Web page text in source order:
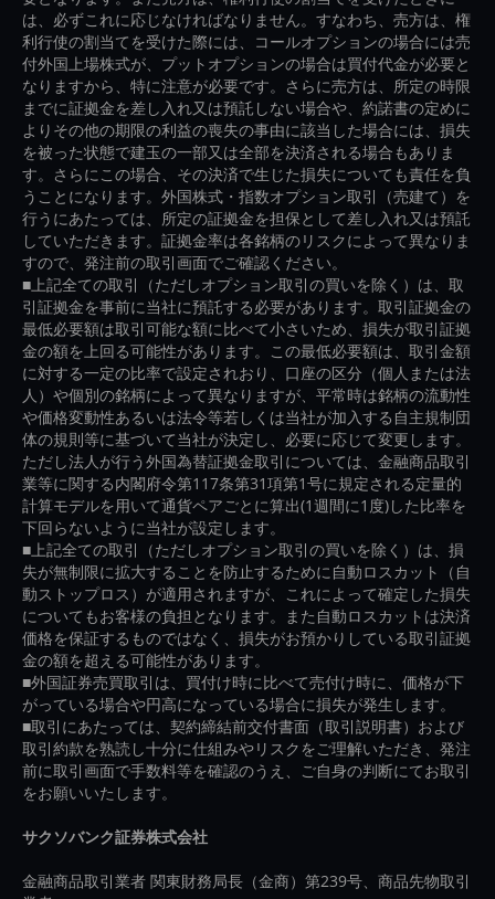
は、必ずこれに応じなければなりません。すなわち、売方は、権
利行使の割当てを受けた際には、コールオプションの場合には売
付外国上場株式が、プットオプションの場合は買付代金が必要と
なりますから、特に注意が必要です。さらに売方は、所定の時限
までに証拠金を差し入れ又は預託しない場合や、約諾書の定めに
よりその他の期限の利益の喪失の事由に該当した場合には、損失
を被った状態で建玉の一部又は全部を決済される場合もありま
す。さらにこの場合、その決済で生じた損失についても責任を負
うことになります。外国株式・指数オプション取引（売建て）を
行うにあたっては、所定の証拠金を担保として差し入れ又は預託
していただきます。証拠金率は各銘柄のリスクによって異なりま
すので、発注前の取引画面でご確認ください。
■上記全ての取引（ただしオプション取引の買いを除く）は、取
引証拠金を事前に当社に預託する必要があります。取引証拠金の
最低必要額は取引可能な額に比べて小さいため、損失が取引証拠
金の額を上回る可能性があります。この最低必要額は、取引金額
に対する一定の比率で設定されおり、口座の区分（個人または法
人）や個別の銘柄によって異なりますが、平常時は銘柄の流動性
や価格変動性あるいは法令等若しくは当社が加入する自主規制団
体の規則等に基づいて当社が決定し、必要に応じて変更します。
ただし法人が行う外国為替証拠金取引については、金融商品取引
業等に関する内閣府令第117条第31項第1号に規定される定量的
計算モデルを用いて通貨ペアごとに算出(1週間に1度)した比率を
下回らないように当社が設定します。
■上記全ての取引（ただしオプション取引の買いを除く）は、損
失が無制限に拡大することを防止するために自動ロスカット（自
動ストップロス）が適用されますが、これによって確定した損失
についてもお客様の負担となります。また自動ロスカットは決済
価格を保証するものではなく、損失がお預かりしている取引証拠
金の額を超える可能性があります。
■外国証券売買取引は、買付け時に比べて売付け時に、価格が下
がっている場合や円高になっている場合に損失が発生します。
■取引にあたっては、契約締結前交付書面（取引説明書）および
取引約款を熟読し十分に仕組みやリスクをご理解いただき、発注
前に取引画面で手数料等を確認のうえ、ご自身の判断にてお取引
をお願いいたします。
サクソバンク証券株式会社
金融商品取引業者 関東財務局長（金商）第239号、商品先物取引